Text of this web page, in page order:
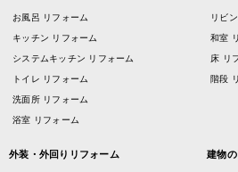
お風呂 リフォーム
キッチン リフォーム
システムキッチン リフォーム
トイレ リフォーム
洗面所 リフォーム
浴室 リフォーム
リビ
和室
床 リ
階段
外装・外回りリフォーム 建物